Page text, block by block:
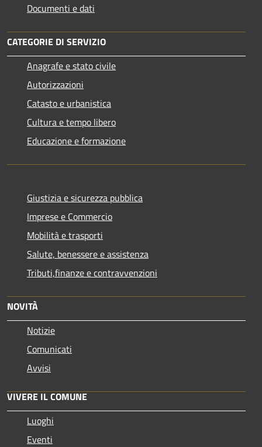
Documenti e dati
CATEGORIE DI SERVIZIO
Anagrafe e stato civile
Autorizzazioni
Catasto e urbanistica
Cultura e tempo libero
Educazione e formazione
Giustizia e sicurezza pubblica
Imprese e Commercio
Mobilità e trasporti
Salute, benessere e assistenza
Tributi,finanze e contravvenzioni
NOVITÀ
Notizie
Comunicati
Avvisi
VIVERE IL COMUNE
Luoghi
Eventi